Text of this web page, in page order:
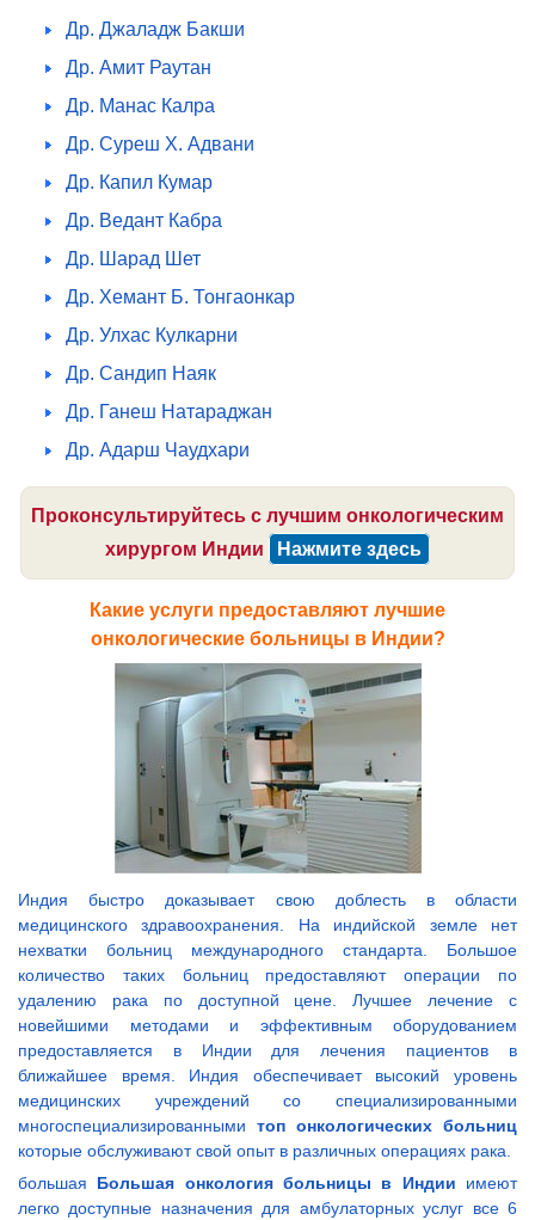
Др. Джаладж Бакши
Др. Амит Раутан
Др. Манас Калра
Др. Суреш Х. Адвани
Др. Капил Кумар
Др. Ведант Кабра
Др. Шарад Шет
Др. Хемант Б. Тонгаонкар
Др. Улхас Кулкарни
Др. Сандип Наяк
Др. Ганеш Натараджан
Др. Адарш Чаудхари
Проконсультируйтесь с лучшим онкологическим
хирургом Индии
Нажмите здесь
Какие услуги предоставляют лучшие
онкологические больницы в Индии?
Индия быстро доказывает свою доблесть в области
медицинского здравоохранения. На индийской земле нет
нехватки больниц международного стандарта. Большое
количество таких больниц предоставляют операции по
удалению рака по доступной цене. Лучшее лечение с
новейшими методами и эффективным оборудованием
предоставляется в Индии для лечения пациентов в
ближайшее время. Индия обеспечивает высокий уровень
медицинских учреждений со специализированными
многоспециализированными топ онкологических больниц
которые обслуживают свой опыт в различных операциях рака.
большая Большая онкология больницы в Индии имеют
легко доступные назначения для амбулаторных услуг все 6